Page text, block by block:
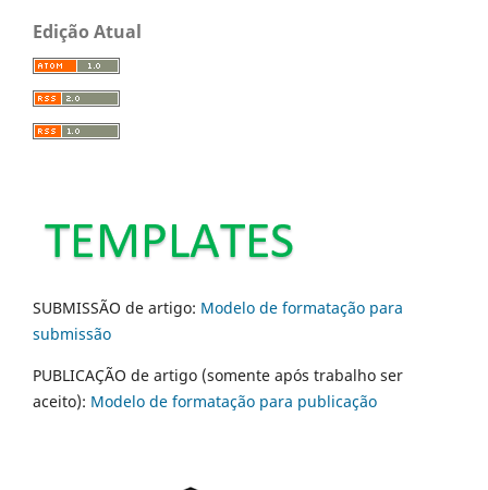
Edição Atual
SUBMISSÃO de artigo: Modelo de formatação para
submissão
PUBLICAÇÃO de artigo (somente após trabalho ser
aceito): Modelo de formatação para publicação